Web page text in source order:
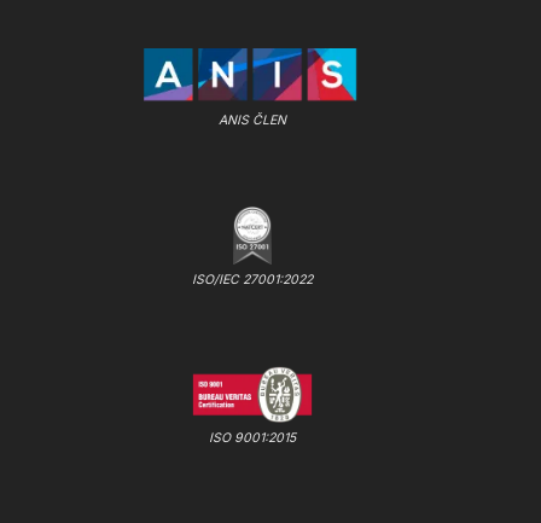
ANIS ČLEN
ISO/IEC 27001:2022
ISO 9001:2015